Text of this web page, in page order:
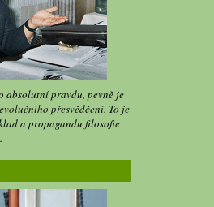
absolutní pravdu, pevně je
přesvědčení. To je
a propagandu filosofie